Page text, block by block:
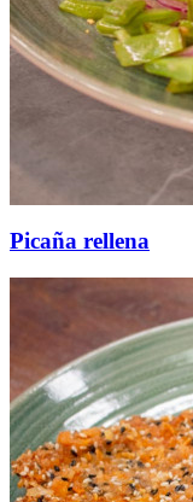
Picaña rellena